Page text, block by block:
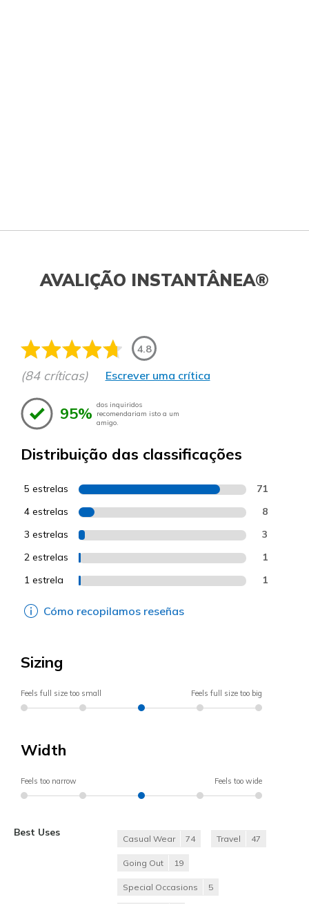
AVALIÇÃO INSTANTÂNEA®
4.8
(84 críticas) Escrever uma crítica
95% dos inquiridos
recomendariam isto a um
amigo.
Distribuição das classificações
5 estrelas 71
4 estrelas 8
3 estrelas 3
2 estrelas 1
1 estrela 1
Cómo recopilamos reseñas
Sizing
Feels full size too small Feels full size too big
Width
Feels too narrow Feels too wide
Best Uses
Casual Wear 74 Travel 47
Going Out 19
Special Occasions 5